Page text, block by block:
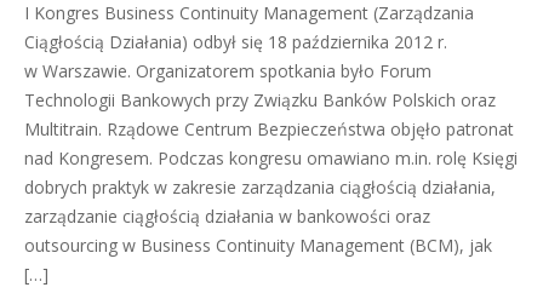
I Kongres Business Continuity Management (Zarządzania
Ciągłością Działania) odbył się 18 października 2012 r.
w Warszawie. Organizatorem spotkania było Forum
Technologii Bankowych przy Związku Banków Polskich oraz
Multitrain. Rządowe Centrum Bezpieczeństwa objęło patronat
nad Kongresem. Podczas kongresu omawiano m.in. rolę Księgi
dobrych praktyk w zakresie zarządzania ciągłością działania,
zarządzanie ciągłością działania w bankowości oraz
outsourcing w Business Continuity Management (BCM), jak
[…]